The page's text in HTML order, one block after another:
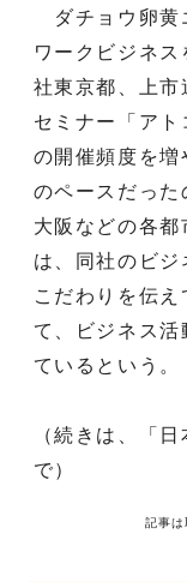
ダチョウ卵黄
ワークビジネ
社東京都、上市
セミナー「アト
の開催頻度を増
のペースだった
大阪などの各
は、同社のビ
こだわりを伝
て、ビジネス活
ているという。
（続きは、「
で）
記事は